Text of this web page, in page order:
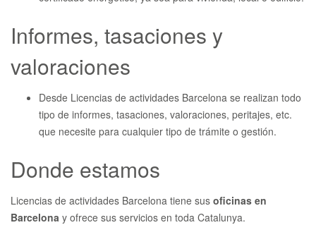
Informes, tasaciones y
valoraciones
Desde Licencias de actividades Barcelona se realizan todo
tipo de informes, tasaciones, valoraciones, peritajes, etc.
que necesite para cualquier tipo de trámite o gestión.
Donde estamos
Licencias de actividades Barcelona tiene sus oficinas en
Barcelona y ofrece sus servicios en toda Catalunya.